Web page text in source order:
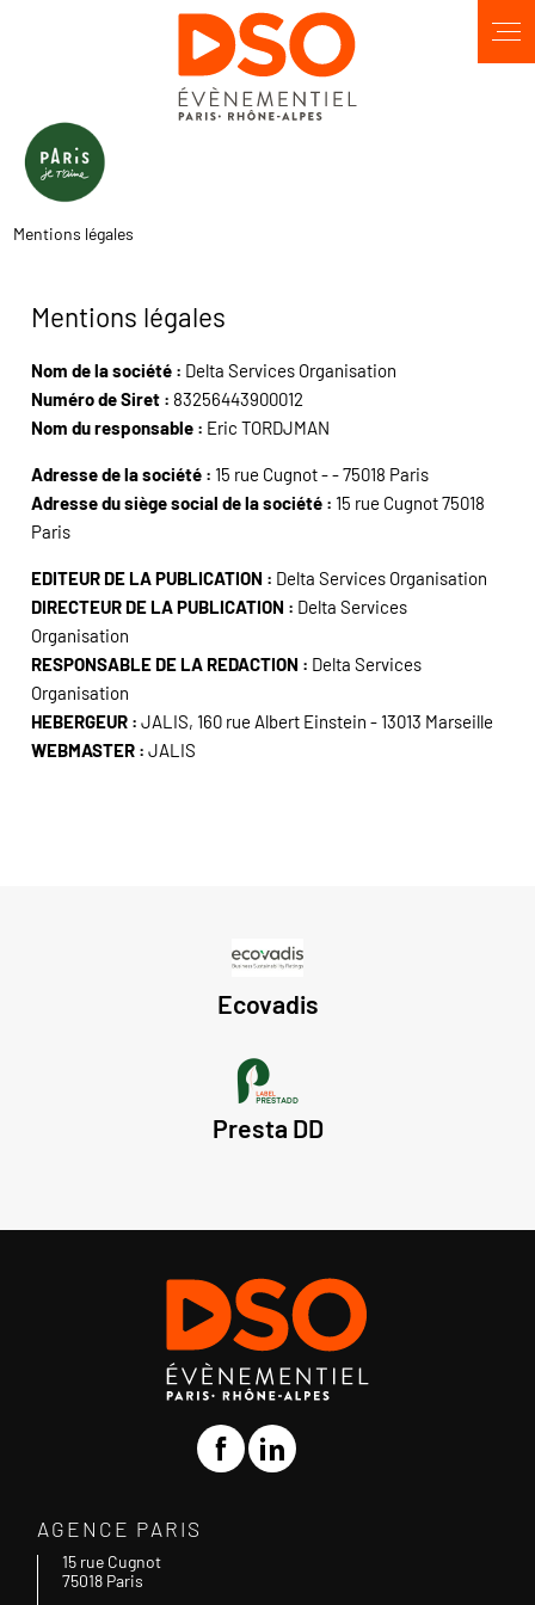
Mentions légales
Mentions légales
Nom de la société : Delta Services Organisation
Numéro de Siret : 83256443900012
Nom du responsable : Eric TORDJMAN
Adresse de la société : 15 rue Cugnot - - 75018 Paris
Adresse du siège social de la société : 15 rue Cugnot 75018
Paris
EDITEUR DE LA PUBLICATION : Delta Services Organisation
DIRECTEUR DE LA PUBLICATION : Delta Services
Organisation
RESPONSABLE DE LA REDACTION : Delta Services
Organisation
HEBERGEUR : JALIS, 160 rue Albert Einstein - 13013 Marseille
WEBMASTER : JALIS
Ecovadis
Presta DD
AGENCE PARIS
15 rue Cugnot
75018 Paris
Panneau de gestion des cookies